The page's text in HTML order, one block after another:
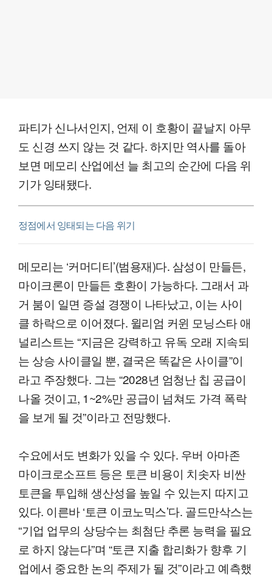
파티가 신나서인지, 언제 이 호황이 끝날지 아무
도 신경 쓰지 않는 것 같다. 하지만 역사를 돌아
보면 메모리 산업에선 늘 최고의 순간에 다음 위
기가 잉태됐다.
정점에서 잉태되는 다음 위기
메모리는 ‘커머디티’(범용재)다. 삼성이 만들든,
마이크론이 만들든 호환이 가능하다. 그래서 과
거 붐이 일면 증설 경쟁이 나타났고, 이는 사이
클 하락으로 이어졌다. 윌리엄 커윈 모닝스타 애
널리스트는 “지금은 강력하고 유독 오래 지속되
는 상승 사이클일 뿐, 결국은 똑같은 사이클”이
라고 주장했다. 그는 “2028년 엄청난 칩 공급이
나올 것이고, 1~2%만 공급이 넘쳐도 가격 폭락
을 보게 될 것”이라고 전망했다.
수요에서도 변화가 있을 수 있다. 우버 아마존
마이크로소프트 등은 토큰 비용이 치솟자 비싼
토큰을 투입해 생산성을 높일 수 있는지 따지고
있다. 이른바 ‘토큰 이코노믹스’다. 골드만삭스는
“기업 업무의 상당수는 최첨단 추론 능력을 필요
로 하지 않는다”며 “토큰 지출 합리화가 향후 기
업에서 중요한 논의 주제가 될 것”이라고 예측했